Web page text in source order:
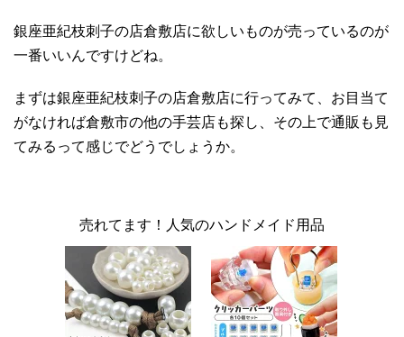
銀座亜紀枝刺子の店倉敷店に欲しいものが売っているのが
一番いいんですけどね。
まずは銀座亜紀枝刺子の店倉敷店に行ってみて、お目当て
がなければ倉敷市の他の手芸店も探し、その上で通販も見
てみるって感じでどうでしょうか。
売れてます！人気のハンドメイド用品